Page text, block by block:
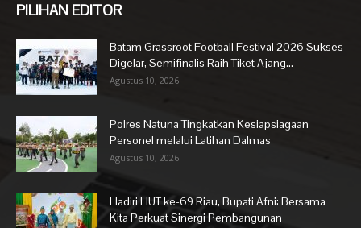
PILIHAN EDITOR
Batam Grassroot Football Festival 2026 Sukses
Digelar, Semifinalis Raih Tiket Ajang...
Agustus 10, 2026
Polres Natuna Tingkatkan Kesiapsiagaan
Personel melalui Latihan Dalmas
Agustus 10, 2026
Hadiri HUT ke-69 Riau, Bupati Afni: Bersama
Kita Perkuat Sinergi Pembangunan